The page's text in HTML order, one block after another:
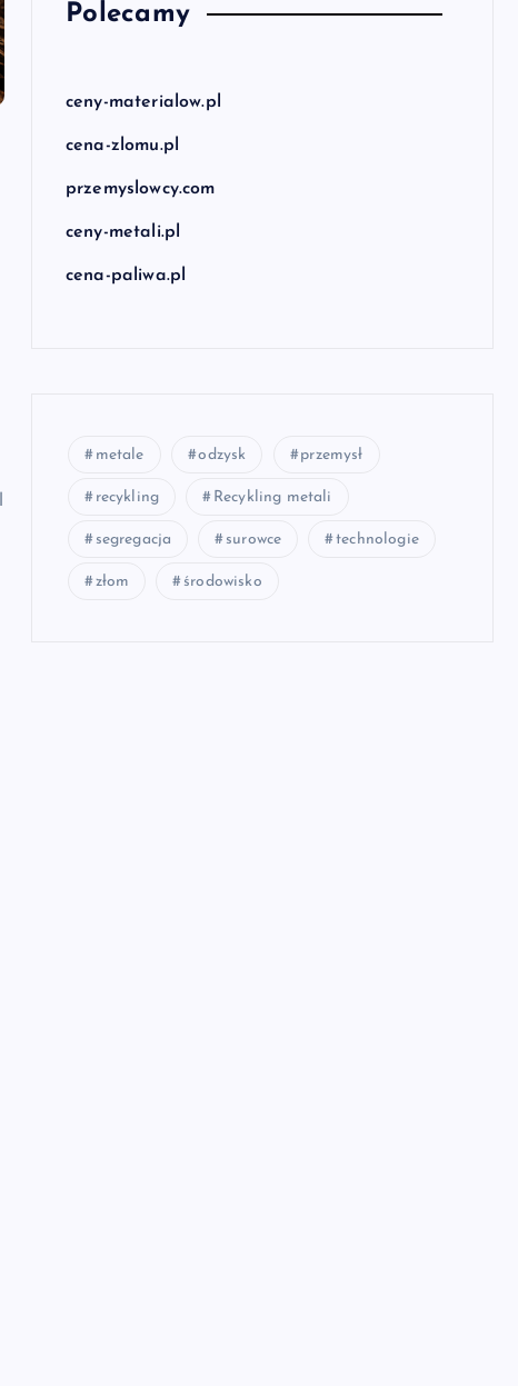
Polecamy
ceny-materialow.pl
cena-zlomu.pl
przemyslowcy.com
ceny-metali.pl
cena-paliwa.pl
metale odzysk przemysł
recykling Recykling metali
segregacja surowce technologie
złom środowisko